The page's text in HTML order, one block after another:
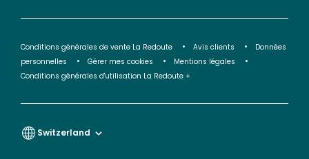
Conditions générales de vente La Redoute Avis clients
Données
personnelles
Gérer mes cookies
Mentions légales
Conditions générales d'utilisation La Redoute +
Switzerland